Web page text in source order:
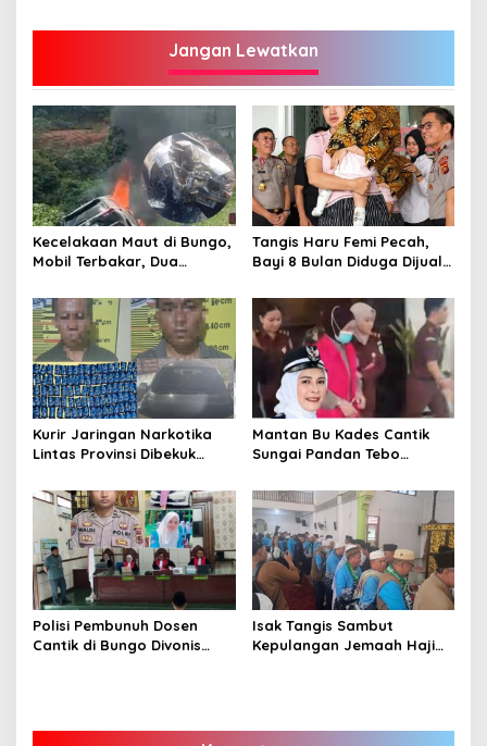
Jangan Lewatkan
Kecelakaan Maut di Bungo,
Mobil Terbakar, Dua
Tempat
Tangis Haru Femi Pecah,
Bayi 8 Bulan Diduga Dijual
Akhirnya Kembali
Kurir Jaringan Narkotika
Lintas Provinsi Dibekuk
Mantan Bu Kades Cantik
Sungai Pandan Tebo
Milyar
Polisi Pembunuh Dosen
Cantik di Bungo Divonis
Isak Tangis Sambut
Kepulangan Jemaah Haji